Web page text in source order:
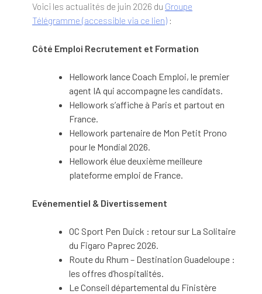
Voici les actualités de juin 2026 du Groupe
Télégramme (accessible via ce lien) :
Côté Emploi Recrutement et Formation
Hellowork lance Coach Emploi, le premier
agent IA qui accompagne les candidats.
Hellowork s’affiche à Paris et partout en
France.
Hellowork partenaire de Mon Petit Prono
pour le Mondial 2026.
Hellowork élue deuxième meilleure
plateforme emploi de France.
Evénementiel & Divertissement
OC Sport Pen Duick : retour sur La Solitaire
du Figaro Paprec 2026.
Route du Rhum – Destination Guadeloupe :
les offres d’hospitalités.
Le Conseil départemental du Finistère